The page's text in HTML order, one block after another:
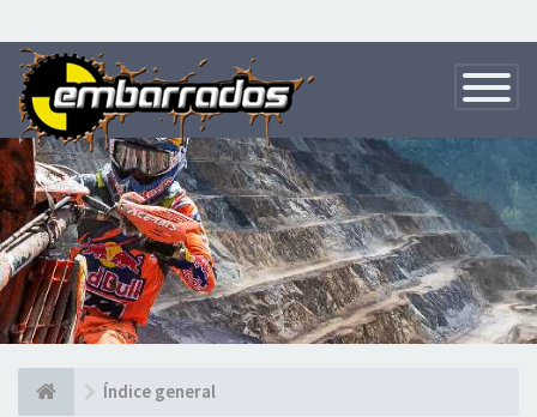
Toggle
Índice general